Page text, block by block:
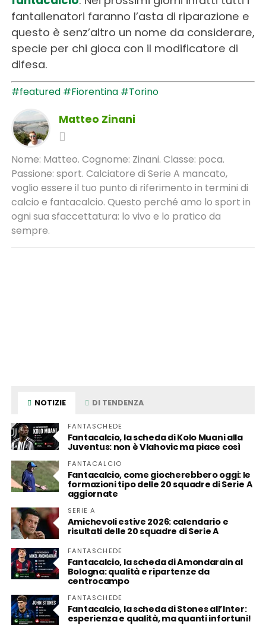
fantallenatori faranno l’asta di riparazione e
questo è senz’altro un nome da considerare,
specie per chi gioca con il modificatore di
difesa.
#featured #Fiorentina #Torino
Matteo Zinani
Nome: Matteo. Cognome: Zinani. Classe: poca.
Passione: sport. Calciatore di Serie A mancato,
voglio essere il tuo punto di riferimento in termini di
calcio e fantacalcio. Questo perché amo lo sport in
ogni sua sfaccettatura: lo vivo e lo pratico da
sempre.
NOTIZIE DI TENDENZA
FANTASCHEDE
Fantacalcio, la scheda di Kolo Muani alla
Juventus: non è Vlahovic ma piace così
FANTACALCIO
Fantacalcio, come giocherebbero oggi: le
formazioni tipo delle 20 squadre di Serie A
aggiornate
SERIE A
Amichevoli estive 2026: calendario e
risultati delle 20 squadre di Serie A
FANTASCHEDE
Fantacalcio, la scheda di Amondarain al
Bologna: qualità e ripartenze da
centrocampo
FANTASCHEDE
Fantacalcio, la scheda di Stones all’Inter:
esperienza e qualità, ma quanti infortuni!